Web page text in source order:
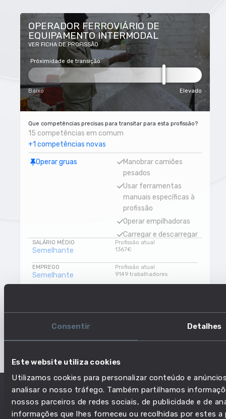
Consentir Detalhes
Este website utiliza cookies
Utilizamos cookies para personalizar conteúdo e
analisar o nosso tráfego. Também partilhamos
nossos parceiros de redes sociais, de publicidade e de
informações que lhes forneceu ou recolhidas por estes
OPERADOR FERROVIÁRIO DE
EQUIPAMENTO INTERMODAL
VER FICHA DE PROFISSÃO
Próximidade de transição
Baixo Elevado
Que competências precisas para transitar para esta profissão?
15 competências em comum
+1 competências novas
Operar gruas
Manobrar camiões
pesados
Usar ferramentas
manuais específicas à
profissão
Operar empilhadoras
Carregar e descarregar
mercadorias e
Operar equipamento de
Subir
máquinas
Levantar pesos
Marcar diferenças de
cor
SALÁRIO MÉDIO
Semelhante
Profissão atual
1367€
EMPREGO
Semelhante
Profissão atual
9149 trabalhadores
Semelhante